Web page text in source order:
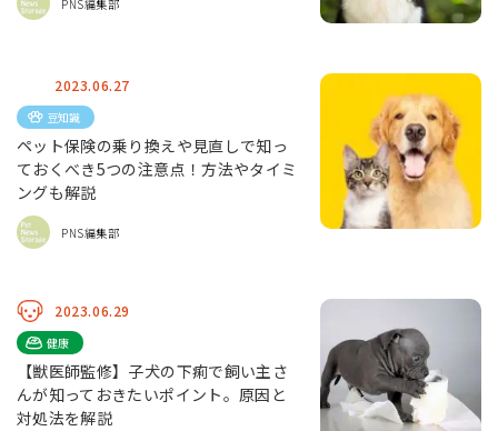
PNS編集部
2023.06.27
豆知識
ペット保険の乗り換えや見直しで知っ
ておくべき5つの注意点！方法やタイミ
ングも解説
PNS編集部
2023.06.29
健康
【獣医師監修】子犬の下痢で飼い主さ
んが知っておきたいポイント。原因と
対処法を解説